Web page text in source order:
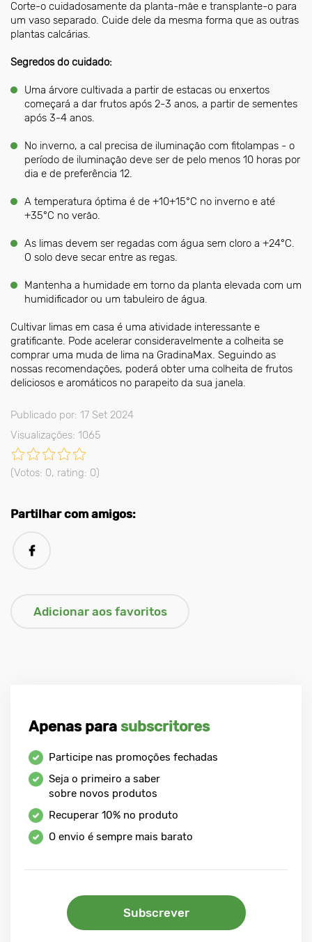
Corte-o cuidadosamente da planta-mãe e transplante-o para
um vaso separado. Cuide dele da mesma forma que as outras
plantas calcárias.
Segredos do cuidado:
Uma árvore cultivada a partir de estacas ou enxertos
começará a dar frutos após 2-3 anos, a partir de sementes
após 3-4 anos.
No inverno, a cal precisa de iluminação com fitolampas - o
período de iluminação deve ser de pelo menos 10 horas por
dia e de preferência 12.
A temperatura óptima é de +10+15°C no inverno e até
+35°C no verão.
As limas devem ser regadas com água sem cloro a +24°C.
O solo deve secar entre as regas.
Mantenha a humidade em torno da planta elevada com um
humidificador ou um tabuleiro de água.
Cultivar limas em casa é uma atividade interessante e
gratificante. Pode acelerar consideravelmente a colheita se
comprar uma muda de lima na GradinaMax. Seguindo as
nossas recomendações, poderá obter uma colheita de frutos
deliciosos e aromáticos no parapeito da sua janela.
Publicado por: 17 Set 2024
Visualizações: 1065
(Votos: 0, rating: 0)
Partilhar com amigos:
Apenas para subscritores
Participe nas promoções fechadas
Seja o primeiro a saber
sobre novos produtos
Recuperar 10% no produto
O envio é sempre mais barato
Subscrever